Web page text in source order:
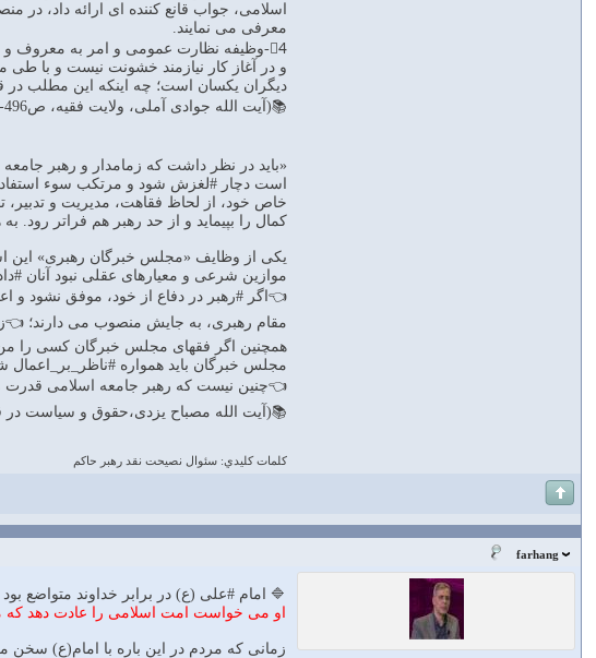
اسلامی، جواب قانع کننده ای ارائه داد، در
معرفی می نمایند.
4⃣-وظیفه نظارت عمومی و امر به معروف
و در آغاز کار نیازمند خشونت نیست و با
دیگران یکسان است؛ چه اینکه این مطلب در قانون
📚(آیت الله جوادی آملی، ولایت فقیه، ص496-497).
«باید در نظر داشت که زمامدار و رهبر
است دچار #لغزش شود و مرتکب سوء استفاده
خاص خود، از لحاظ فقاهت، مدیریت و
کمال را بپیماید و از حد رهبر هم فراتر رود.
یکی از وظایف «مجلس خبرگان رهبری» این
موازین شرعی و معیارهای عقلی نبود آنان
👈اگر #رهبر در دفاع از خود، موفق نشود و
مقام رهبری، به جایش منصوب می دارند؛
همچنین اگر فقهای مجلس خبرگان کسی را من
مجلس خبرگان باید همواره
👈چنین نیست که رهبر جامعه اسلامی
📚(آیت الله مصباح یزدی،حقوق و سیاست در قرآن، (1)
كلمات كليدي: سئوال نصيحت نقد رهبر حاكم
farhang
🔷 امام #على (ع) در برابر خداوند متواضع بود
او مى خواست امت اسلامى را عادت دهد كه
زمانى كه مردم در اين باره با امام(ع)